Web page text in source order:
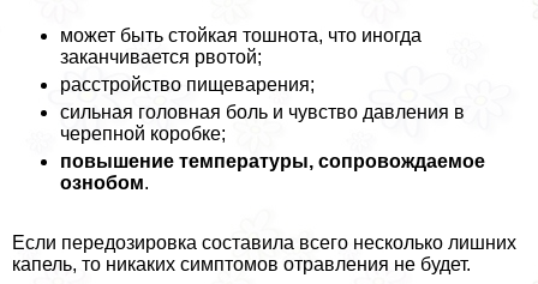
может быть стойкая тошнота, что иногда
заканчивается рвотой;
расстройство пищеварения;
сильная головная боль и чувство давления в
черепной коробке;
повышение температуры, сопровождаемое
ознобом.
Если передозировка составила всего несколько лишних
капель, то никаких симптомов отравления не будет.